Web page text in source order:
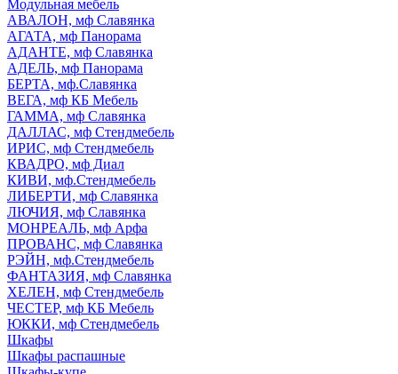
Модульная мебель
АВАЛОН, мф Славянка
АГАТА, мф Панорама
АДАНТЕ, мф Славянка
АДЕЛЬ, мф Панорама
БЕРТА, мф.Славянка
ВЕГА, мф КБ Мебель
ГАММА, мф Славянка
ДАЛЛАС, мф Стендмебель
ИРИС, мф Стендмебель
КВАДРО, мф Диал
КИВИ, мф.Стендмебель
ЛИБЕРТИ, мф Славянка
ЛЮЧИЯ, мф Славянка
МОНРЕАЛЬ, мф Арфа
ПРОВАНС, мф Славянка
РЭЙН, мф.Стендмебель
ФАНТАЗИЯ, мф Славянка
ХЕЛЕН, мф Стендмебель
ЧЕСТЕР, мф КБ Мебель
ЮККИ, мф Стендмебель
Шкафы
Шкафы распашные